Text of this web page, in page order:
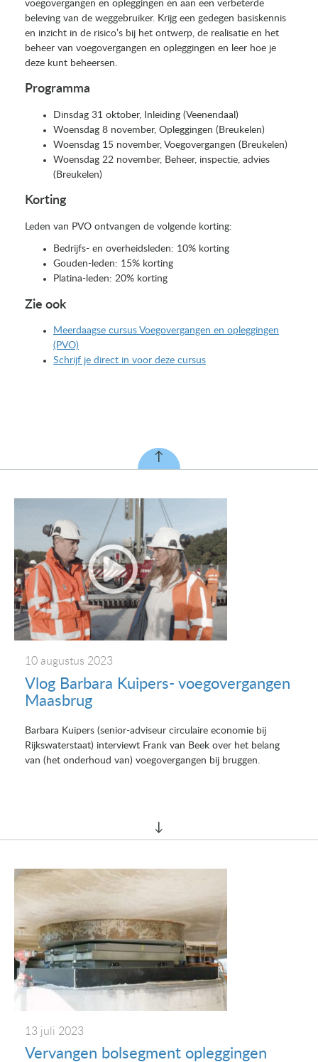
voegovergangen en opleggingen en aan een verbeterde
beleving van de weggebruiker. Krijg een gedegen basiskennis
en inzicht in de risico’s bij het ontwerp, de realisatie en het
beheer van voegovergangen en opleggingen en leer hoe je
deze kunt beheersen.
Programma
Dinsdag 31 oktober, Inleiding (Veenendaal)
Woensdag 8 november, Opleggingen (Breukelen)
Woensdag 15 november, Voegovergangen (Breukelen)
Woensdag 22 november, Beheer, inspectie, advies
(Breukelen)
Korting
Leden van PVO ontvangen de volgende korting:
Bedrijfs- en overheidsleden: 10% korting
Gouden-leden: 15% korting
Platina-leden: 20% korting
Zie ook
Meerdaagse cursus Voegovergangen en opleggingen
(PVO)
Schrijf je direct in voor deze cursus
10 augustus 2023
Vlog Barbara Kuipers- voegovergangen
Maasbrug
Barbara Kuipers (senior-adviseur circulaire economie bij
Rijkswaterstaat) interviewt Frank van Beek over het belang
van (het onderhoud van) voegovergangen bij bruggen.
13 juli 2023
Vervangen bolsegment opleggingen